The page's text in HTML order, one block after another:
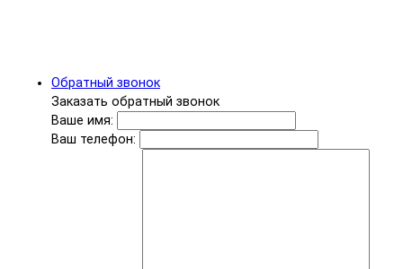
Обратный звонок
Заказать обратный звонок
Ваше имя:
Ваш телефон: